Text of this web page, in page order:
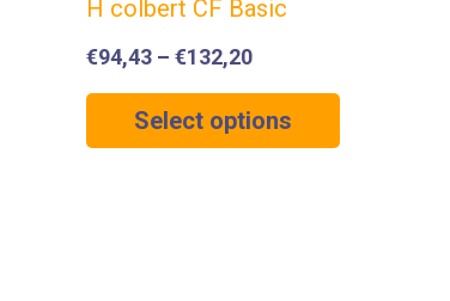
H colbert CF Basic
€94,43 – €132,20
Select options